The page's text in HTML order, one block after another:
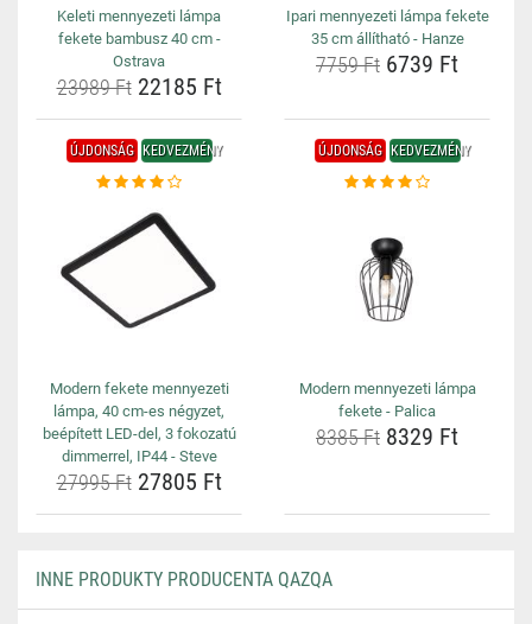
Keleti mennyezeti lámpa
fekete bambusz 40 cm -
Ostrava
23989 Ft22185 Ft
Ipari mennyezeti lámpa fekete
35 cm állítható - Hanze
7759 Ft 6739 Ft
ÚJDONSÁG KEDVEZMÉNY
Modern fekete mennyezeti
lámpa, 40 cm-es négyzet,
beépített LED-del, 3 fokozatú
dimmerrel, IP44 - Steve
27995 Ft27805 Ft
ÚJDONSÁG KEDVEZMÉNY
Modern mennyezeti lámpa
fekete - Palica
8385 Ft 8329 Ft
INNE PRODUKTY PRODUCENTA QAZQA